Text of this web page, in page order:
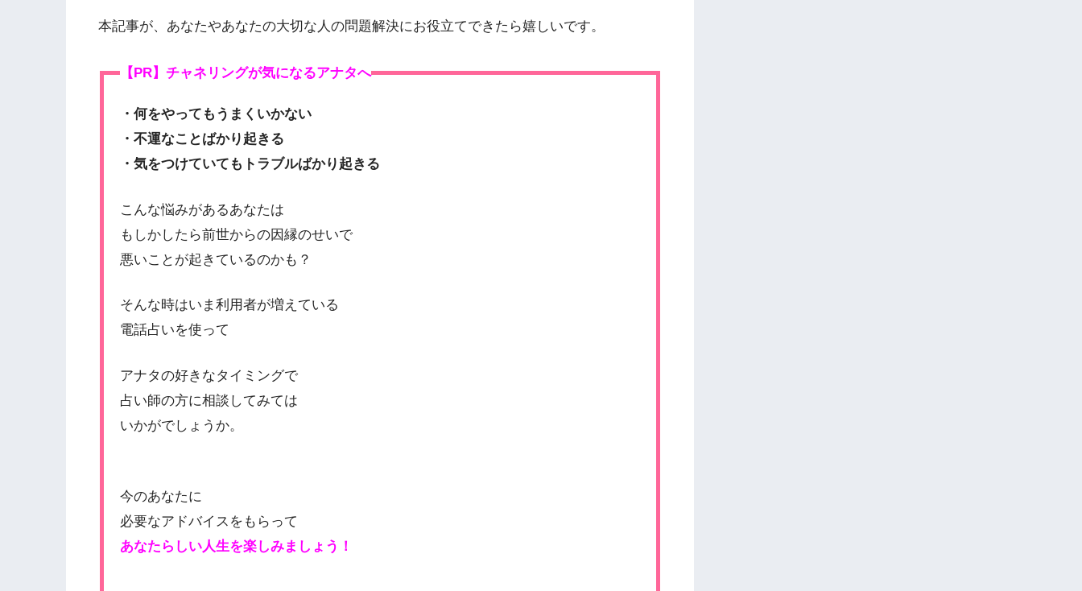
本記事が、あなたやあなたの大切な人の問題解決にお役立てできたら嬉しいです。
【PR】チャネリングが気になるアナタへ
・何をやってもうまくいかない
・不運なことばかり起きる
・気をつけていてもトラブルばかり起きる
こんな悩みがあるあなたは
もしかしたら前世からの因縁のせいで
悪いことが起きているのかも？
そんな時はいま利用者が増えている
電話占いを使って
アナタの好きなタイミングで
占い師の方に相談してみては
いかがでしょうか。
今のあなたに
必要なアドバイスをもらって
あなたらしい人生を楽しみましょう！